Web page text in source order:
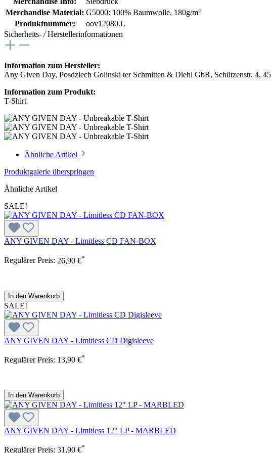
Merchandise Material: G5000: 100% Baumwolle, 180g/m²
Produktnummer:
oov12080.L
Sicherheits- / Herstellerinformationen
Information zum Hersteller:
Any Given Day, Posdziech Golinski ter Schmitten & Diehl GbR, Schützenstr. 4,
Information zum Produkt:
T-Shirt
Ähnliche Artikel
Produktgalerie überspringen
Ähnliche Artikel
SALE!
ANY GIVEN DAY - Limitless CD FAN-BOX
Regulärer Preis: 26,90 €*
In den Warenkorb
SALE!
ANY GIVEN DAY - Limitless CD Digisleeve
Regulärer Preis: 13,90 €*
In den Warenkorb
ANY GIVEN DAY - Limitless 12" LP - MARBLED
Regulärer Preis: 31,90 €*